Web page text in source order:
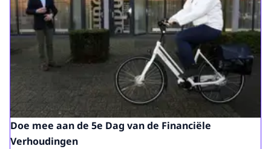
Doe mee aan de 5e Dag van de Financiële
Verhoudingen